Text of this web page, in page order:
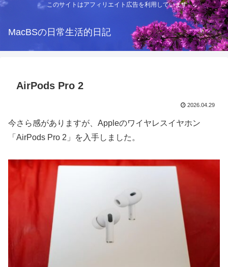
このサイトはアフィリエイト広告を利用しています
MacBSの日常生活的日記
AirPods Pro 2
2026.04.29
今さら感がありますが、Appleのワイヤレスイヤホン
「AirPods Pro 2」を入手しました。